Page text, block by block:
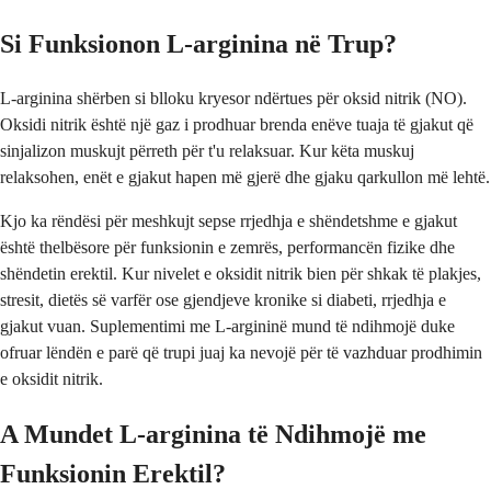
Si Funksionon L-arginina në Trup?
L-arginina shërben si blloku kryesor ndërtues për oksid nitrik (NO).
Oksidi nitrik është një gaz i prodhuar brenda enëve tuaja të gjakut që
sinjalizon muskujt përreth për t'u relaksuar. Kur këta muskuj
relaksohen, enët e gjakut hapen më gjerë dhe gjaku qarkullon më lehtë.
Kjo ka rëndësi për meshkujt sepse rrjedhja e shëndetshme e gjakut
është thelbësore për funksionin e zemrës, performancën fizike dhe
shëndetin erektil. Kur nivelet e oksidit nitrik bien për shkak të plakjes,
stresit, dietës së varfër ose gjendjeve kronike si diabeti, rrjedhja e
gjakut vuan. Suplementimi me L-argininë mund të ndihmojë duke
ofruar lëndën e parë që trupi juaj ka nevojë për të vazhduar prodhimin
e oksidit nitrik.
A Mundet L-arginina të Ndihmojë me
Funksionin Erektil?